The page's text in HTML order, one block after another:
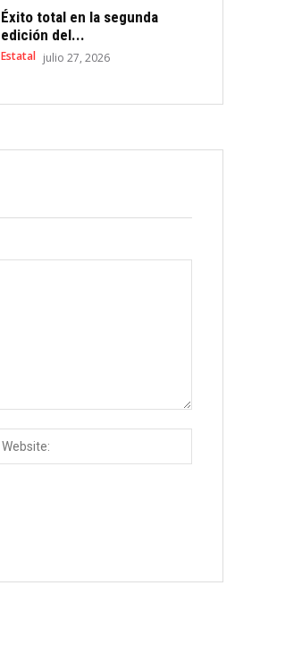
Éxito total en la segunda
edición del...
Estatal julio 27, 2026